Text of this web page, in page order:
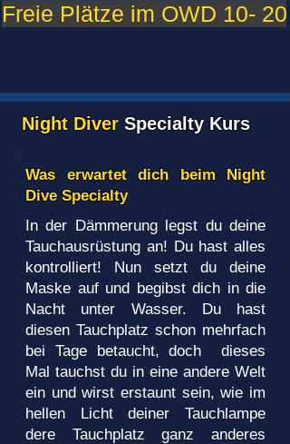
Freie Plätze im OWD 10-
Night Diver Specialty Kurs
Was erwartet dich beim Night
Dive Specialty
In der Dämmerung legst du deine
Tauchausrüstung an! Du hast alles
kontrolliert! Nun setzt du deine
Maske auf und begibst dich in die
Nacht unter Wasser. Du hast
diesen Tauchplatz schon mehrfach
bei Tage betaucht, doch dieses
Mal tauchst du in eine andere Welt
ein und wirst erstaunt sein, wie im
hellen Licht deiner Tauchlampe
dere Tauchplatz ganz anderes